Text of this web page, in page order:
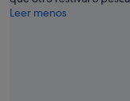
Leer menos